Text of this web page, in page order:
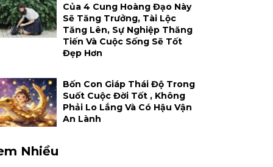
Của 4 Cung Hoàng Đạo Này
Sẽ Tăng Trưởng, Tài Lộc
Tăng Lên, Sự Nghiệp Thăng
Tiến Và Cuộc Sống Sẽ Tốt
Đẹp Hơn
Bốn Con Giáp Thái Độ Trong
Suốt Cuộc Đời Tốt , Không
Phải Lo Lắng Và Có Hậu Vận
An Lành
Nhiều